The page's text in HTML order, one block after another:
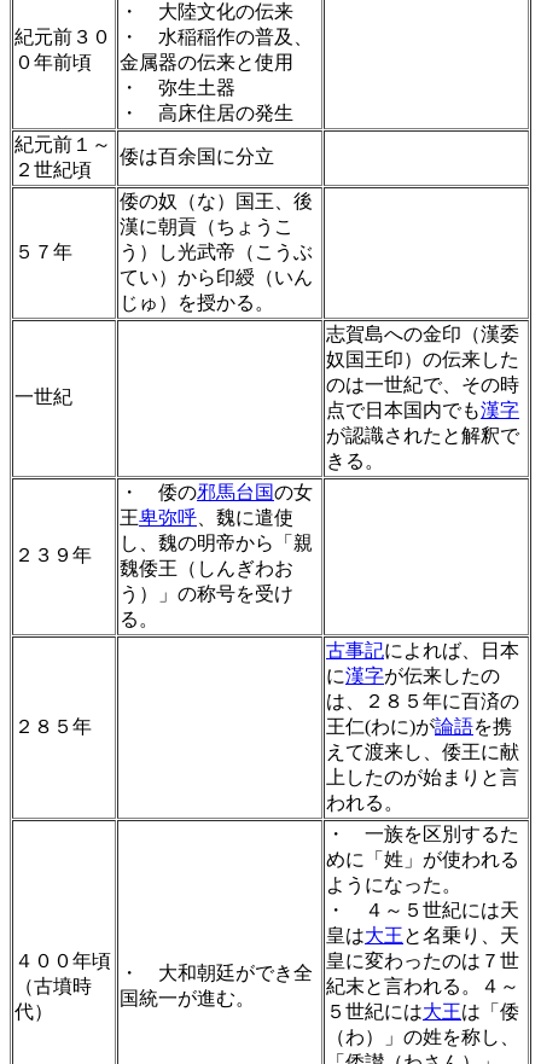
紀元前３０
０年前頃
・ 大陸文化の伝来
・ 水稲稲作の普及、
金属器の伝来と使用
・ 弥生土器
・ 高床住居の発生
紀元前１～
２世紀頃
倭は百余国に分立
５７年
倭の奴（な）国王、後
漢に朝貢（ちょうこ
う）し光武帝（こうぶ
てい）から印綬（いん
じゅ）を授かる。
一世紀
志賀島への金印（漢委
奴国王印）の伝来した
のは一世紀で、その時
点で日本国内でも漢字
が認識されたと解釈で
きる。
２３９年
・ 倭の邪馬台国の女
王卑弥呼 、魏に遣使
し、魏の明帝から「親
魏倭王（しんぎわお
う）」の称号を受け
る。
２８５年
古事記によれば、日本
に漢字が伝来したの
は、２８５年に百済の
王仁(わに)が論語を携
えて渡来し、倭王に献
上したのが始まりと言
われる。
４００年頃
（古墳時
代）
・ 大和朝廷ができ全
国統一が進む。
・ 一族を区別するた
めに「姓」が使われる
ようになった。
・ ４～５世紀には天
皇は大王と名乗り、天
皇に変わったのは７世
紀末と言われる。４～
５世紀には大王は「倭
（わ）」の姓を称し、